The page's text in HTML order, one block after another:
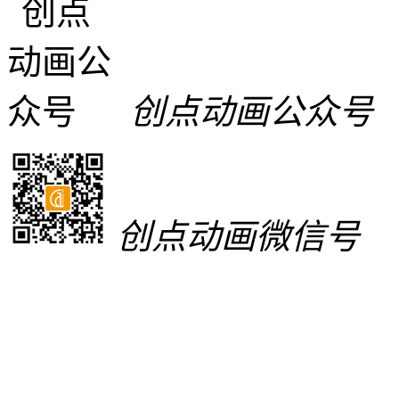
创点动画公众号
创点动画微信号